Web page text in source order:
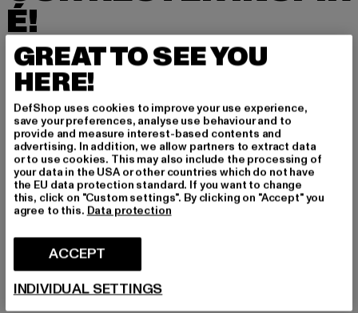
É!
Inscrivez-vous ici à notre newsletter et receve
z à l'avenir des informations sur les tendances
actuelles, les offres et les bons de réduction d
e DefShop par e-mail!
Quels sont les produits qui vous intéressent?
HOMME
FEMME
COURRIEL
S'INSCRIRE
GREAT TO SEE YOU
HERE!
DefShop uses cookies to improve your use experience,
save your preferences, analyse use behaviour and to
provide and measure interest-based contents and
advertising. In addition, we allow partners to extract data
or to use cookies. This may also include the processing of
your data in the USA or other countries which do not have
the EU data protection standard. If you want to change
this, click on "Custom settings". By clicking on "Accept" you
agree to this. Data protection
ACCEPT
INDIVIDUAL SETTINGS